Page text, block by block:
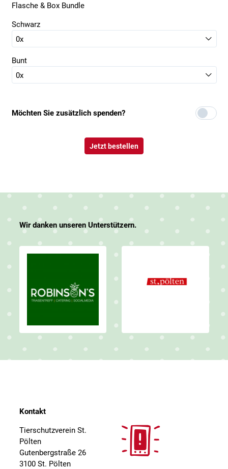
Flasche & Box Bundle
Schwarz
Bunt
Möchten Sie zusätzlich spenden?
Wir danken unseren Unterstützern.
Kontakt
Tierschutzverein St.
Pölten
Gutenbergstraße 26
3100 St. Pölten